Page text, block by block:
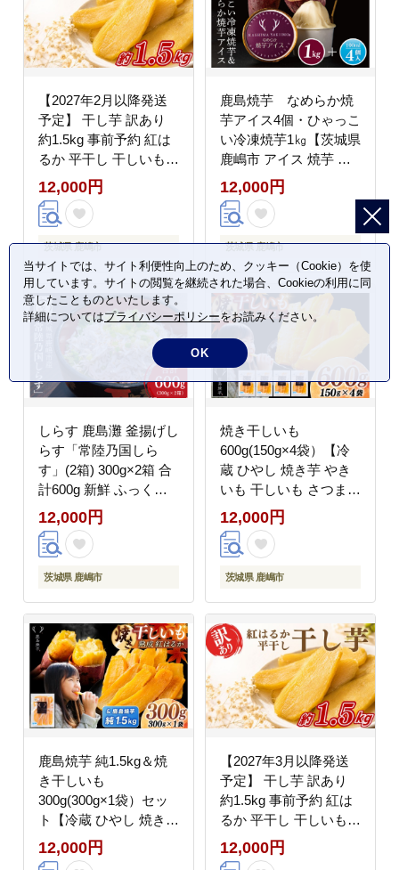
【2027年2月以降発送
予定】 干し芋 訳あり
約1.5kg 事前予約 紅は
るか 平干し 干しいも
干し芋 干しいも さつま
いも 干し芋 干し芋
hosiimo スイーツ お菓
格外 不揃い お取り寄せ
干し芋 大人気 高評価
干し芋 ほしいものおに
ざわ 茨城県 鹿嶋市
12,000円
茨城県 鹿嶋市
鹿島焼芋 なめらか焼
芋アイス4個・ひゃっこ
い冷凍焼芋1㎏【茨城県
鹿嶋市 アイス 焼芋 さ
つまいも サツマイモ ス
イーツ 和菓子 期間限定
人気】（KBK-34-1）
12,000円
茨城県 鹿嶋市
しらす 鹿島灘 釜揚げし
らす「常陸乃国しら
す」(2箱) 300g×2箱 合
計600g 新鮮 ふっくら
新ブランド 最高級品 塩
分控えめ カルシウム ビ
タミンD 贈答 ギフト 魚
人気 美味しい 健康 惣
菜 おかず こだわり 厳
選 ふるさと納税 茨城県
鹿嶋市
12,000円
茨城県 鹿嶋市
焼き干しいも
600g(150g×4袋）【冷
蔵 ひやし 焼き芋 やき
いも 干しいも さつまい
も 芋 お菓子 おやつ デ
ザート スイーツ 和菓子
和スイーツ 鹿嶋市 茨城
12,000円
茨城県 鹿嶋市
鹿島焼芋 純1.5kg＆焼
き干しいも
300g(300g×1袋）セッ
ト【冷蔵 ひやし 焼き芋
やきいも 干しいも さつ
まいも 芋 お菓子 おや
12,000円
【2027年3月以降発送
予定】 干し芋 訳あり
約1.5kg 事前予約 紅は
るか 平干し 干しいも
干し芋 干しいも さつま
いも 干し芋 干し芋
12,000円
当サイトでは、サイト利便性向上のため、クッキー（Cookie）を使
用しています。サイトの閲覧を継続された場合、Cookieの利用に同
意したことものといたします。
詳細についてはプライバシーポリシーをお読みください。
OK